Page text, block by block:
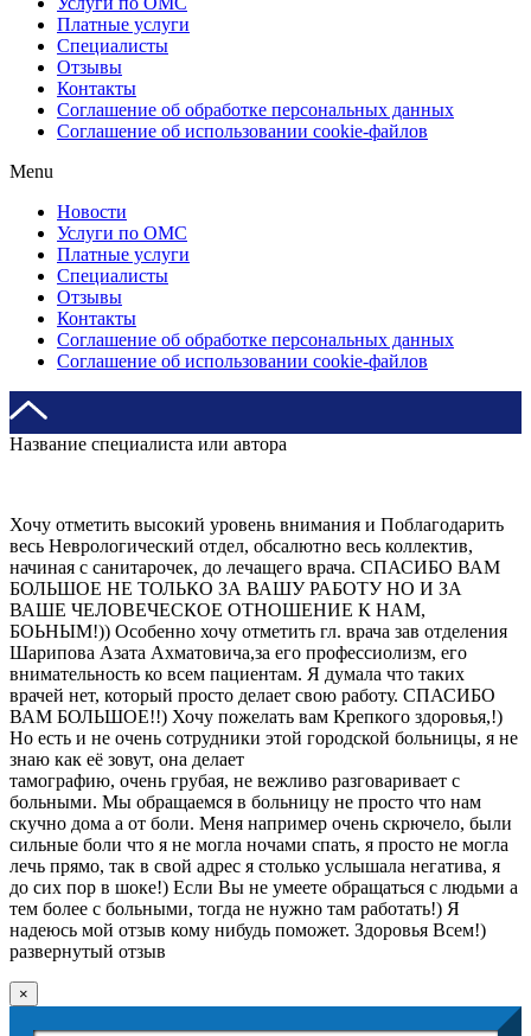
Платные услуги
Специалисты
Отзывы
Контакты
Соглашение об обработке персональных данных
Соглашение об использовании cookie-файлов
Menu
Новости
Услуги по ОМС
Платные услуги
Специалисты
Отзывы
Контакты
Соглашение об обработке персональных данных
Соглашение об использовании cookie-файлов
Название специалиста или автора
Хочу отметить высокий уровень внимания и Поблагодарить
весь Неврологический отдел, обсалютно весь коллектив,
начиная с санитарочек, до лечащего врача. СПАСИБО ВАМ
БОЛЬШОЕ НЕ ТОЛЬКО ЗА ВАШУ РАБОТУ НО И ЗА
ВАШЕ ЧЕЛОВЕЧЕСКОЕ ОТНОШЕНИЕ К НАМ,
БОЬНЫМ!)) Особенно хочу отметить гл. врача зав отделения
Шарипова Азата Ахматовича,за его профессиолизм, его
внимательность ко всем пациентам. Я думала что таких
врачей нет, который просто делает свою работу. СПАСИБО
ВАМ БОЛЬШОЕ!!) Хочу пожелать вам Крепкого здоровья,!)
Но есть и не очень сотрудники этой городской больницы, я не
знаю как её зовут, она делает
тамографию, очень грубая, не вежливо разговаривает с
больными. Мы обращаемся в больницу не просто что нам
скучно дома а от боли. Меня например очень скрючело, были
сильные боли что я не могла ночами спать, я просто не могла
лечь прямо, так в свой адрес я столько услышала негатива, я
до сих пор в шоке!) Если Вы не умеете обращаться с людьми а
тем более с больными, тогда не нужно там работать!) Я
надеюсь мой отзыв кому нибудь поможет. Здоровья Всем!)
развернутый отзыв
×